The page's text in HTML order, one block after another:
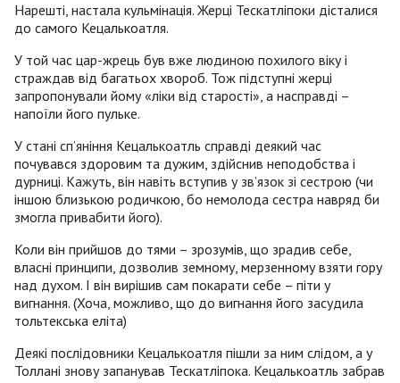
Нарешті, настала кульмінація. Жерці Тескатліпоки дісталися
до самого Кецалькоатля.
У той час цар-жрець був вже людиною похилого віку і
страждав від багатьох хвороб. Тож підступні жерці
запропонували йому «ліки від старості», а насправді –
напоїли його пульке.
У стані сп’яніння Кецалькоатль справді деякий час
почувався здоровим та дужим, здійснив неподобства і
дурниці. Кажуть, він навіть вступив у зв’язок зі сестрою (чи
іншою близькою родичкою, бо немолода сестра навряд би
змогла привабити його).
Коли він прийшов до тями – зрозумів, що зрадив себе,
власні принципи, дозволив земному, мерзенному взяти гору
над духом. І він вирішив сам покарати себе – піти у
вигнання. (Хоча, можливо, що до вигнання його засудила
тольтекська еліта)
Деякі послідовники Кецалькоатля пішли за ним слідом, а у
Толлані знову запанував Тескатліпока. Кецалькоатль забрав